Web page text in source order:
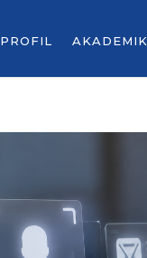
PROFIL AKADEMIK